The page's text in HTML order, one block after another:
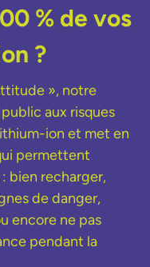
% de vos
?
», notre
aux risques
ion et met en
permettent
bien recharger,
de danger,
encore ne pas
pendant la